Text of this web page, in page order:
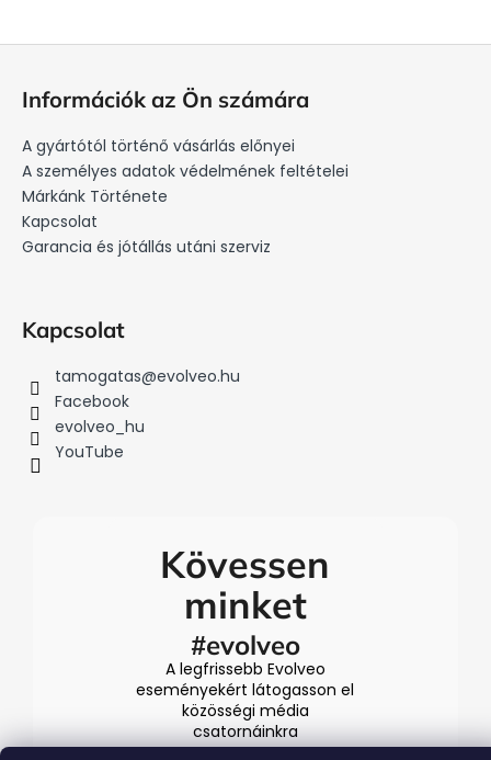
Információk az Ön számára
A gyártótól történő vásárlás előnyei
A személyes adatok védelmének feltételei
Márkánk Története
Kapcsolat
Garancia és jótállás utáni szerviz
Kapcsolat
tamogatas@evolveo.hu
Facebook
evolveo_hu
YouTube
Kövessen
minket
#evolveo
A legfrissebb Evolveo
eseményekért látogasson el
közösségi média
csatornáinkra